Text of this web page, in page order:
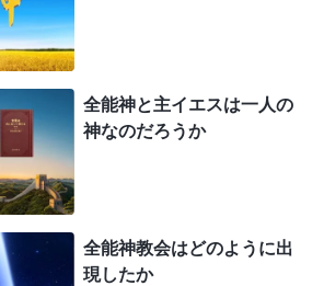
徒は、キリスト教のキリスト教
うに、『言葉は肉において現れ
を毎日読む。すべてのキリスト
生の指針として、人生のすべて
ものとして受け取っている。恵
ト教徒はすべて聖書を読み、聖
ていた。人々の態度に次第に変
が犯す罪はだんだん減ってきた。
全能神と主イエスは一人の
神なのだろうか
全能神教会はどのように出
現したか